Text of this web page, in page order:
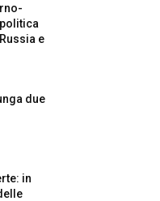
e
due
in